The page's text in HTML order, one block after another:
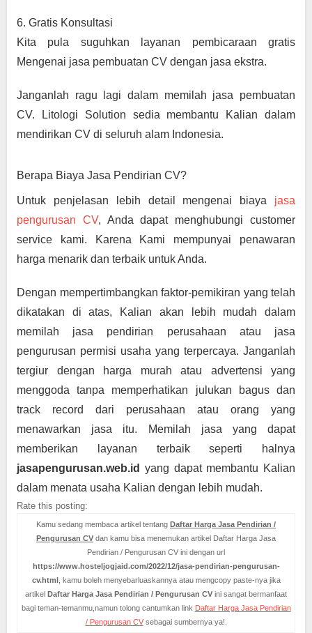
6. Gratis Konsultasi
Kita pula suguhkan layanan pembicaraan gratis
Mengenai jasa pembuatan CV dengan jasa ekstra.
Janganlah ragu lagi dalam memilah jasa pembuatan
CV. Litologi Solution sedia membantu Kalian dalam
mendirikan CV di seluruh alam Indonesia.
Berapa Biaya Jasa Pendirian CV?
Untuk penjelasan lebih detail mengenai biaya jasa
pengurusan CV, Anda dapat menghubungi customer
service kami. Karena Kami mempunyai penawaran
harga menarik dan terbaik untuk Anda.
Dengan mempertimbangkan faktor-pemikiran yang telah
dikatakan di atas, Kalian akan lebih mudah dalam
memilah jasa pendirian perusahaan atau jasa
pengurusan permisi usaha yang terpercaya. Janganlah
tergiur dengan harga murah atau advertensi yang
menggoda tanpa memperhatikan julukan bagus dan
track record dari perusahaan atau orang yang
menawarkan jasa itu. Memilah jasa yang dapat
jasapengurusan.web.id yang dapat membantu Kalian
dalam menata usaha Kalian dengan lebih mudah.
Rate this posting:
Kamu sedang membaca artikel tentang Daftar Harga Jasa Pendirian /
Pengurusan CV dan kamu bisa menemukan artikel Daftar Harga Jasa
Pendirian / Pengurusan CV ini dengan url
https://www.hosteljogjaid.com/2022/12/jasa-pendirian-pengurusan-
cv.html, kamu boleh menyebarluaskannya atau mengcopy paste-nya jika
artikel Daftar Harga Jasa Pendirian / Pengurusan CV ini sangat bermanfaat
bagi teman-temanmu,namun tolong cantumkan link Daftar Harga Jasa Pendirian
/ Pengurusan CVsebagai sumbernya ya!.